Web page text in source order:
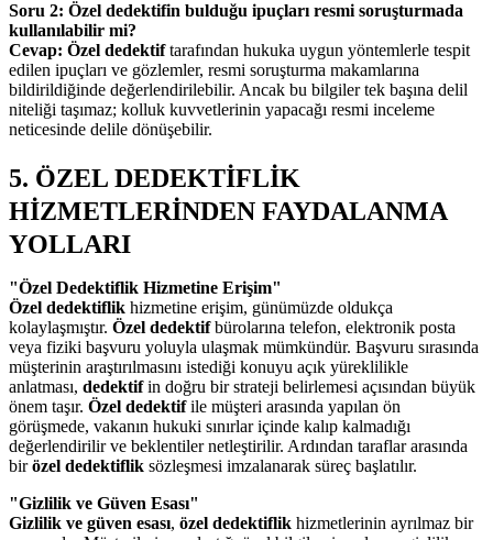
Soru 2: Özel dedektifin bulduğu ipuçları resmi soruşturmada
kullanılabilir mi?
Cevap: Özel dedektiftarafından hukuka uygun yöntemlerle tespit
edilen ipuçları ve gözlemler, resmi soruşturma makamlarına
bildirildiğinde değerlendirilebilir. Ancak bu bilgiler tek başına delil
niteliği taşımaz; kolluk kuvvetlerinin yapacağı resmi inceleme
neticesinde delile dönüşebilir.
5. ÖZEL DEDEKTİFLİK
HİZMETLERİNDEN FAYDALANMA
YOLLARI
"Özel Dedektiflik Hizmetine Erişim"
Özel dedektiflik hizmetine erişim, günümüzde oldukça
kolaylaşmıştır. Özel dedektifbürolarına telefon, elektronik posta
veya fiziki başvuru yoluyla ulaşmak mümkündür. Başvuru sırasında
müşterinin araştırılmasını istediği konuyu açık yüreklilikle
anlatması, dedektifin doğru bir strateji belirlemesi açısından büyük
önem taşır. Özel dedektifile müşteri arasında yapılan ön
görüşmede, vakanın hukuki sınırlar içinde kalıp kalmadığı
değerlendirilir ve beklentiler netleştirilir. Ardından taraflar arasında
birözel dedektiflik sözleşmesi imzalanarak süreç başlatılır.
"Gizlilik ve Güven Esası"
Gizlilik ve güven esası, özel dedektiflik hizmetlerinin ayrılmaz bir